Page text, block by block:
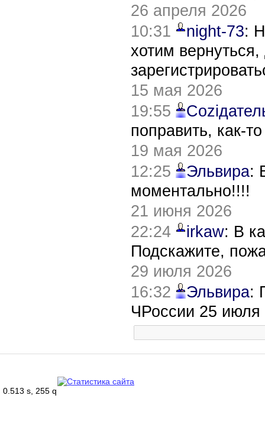
26 апреля 2026
10:31
night-73:
хотим
15 мая 2026
19:55
поправить, как-
19 мая 2026
12:25
Эльвира:
моментально!!!!
21 июня 2026
22:24
irkaw: В
Подскажите,
29 июля 2026
16:32
Эльвира:
ЧРоссии 25 июля
0.513 s, 255 q